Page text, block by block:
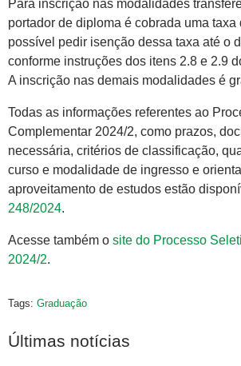
Para inscrição nas modalidades
portador de diploma é cobrada uma taxa
possível pedir isenção dessa taxa até o
conforme instruções dos itens 2.8 e 2.9
A inscrição nas demais modalidades é
Todas as informações referentes ao
Complementar 2024/2, como prazos,
necessária, critérios de classificação,
curso e modalidade de ingresso e
aproveitamento de estudos estão
248/2024.
Acesse também o site do Processo
2024/2.
Tags: Graduação
Últimas notícias